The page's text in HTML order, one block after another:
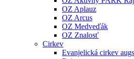
OZ Aplauz
OZ Arcus
OZ Medveďák
OZ Znalosť
Cirkev
Evanjelická cirkev